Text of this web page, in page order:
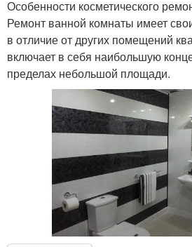
Особенности косметического
Ремонт ванной комнаты имеет
в отличие от других помещений
включает в себя наибольшую
пределах небольшой площади.